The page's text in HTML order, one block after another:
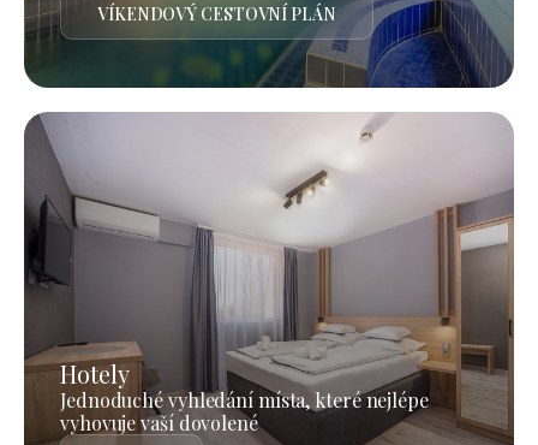
VÍKENDOVÝ CESTOVNÍ PLÁN
Hotely
Jednoduché vyhledání místa, které nejlépe
vyhovuje vaší dovolené